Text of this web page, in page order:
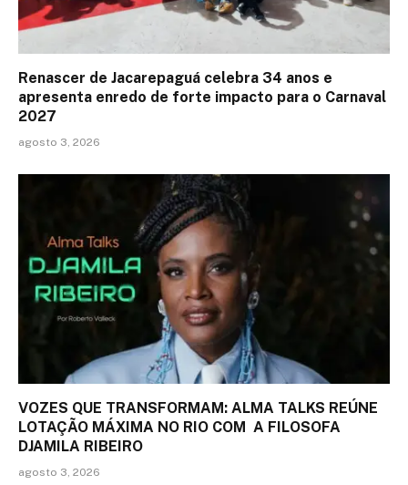
Renascer de Jacarepaguá celebra 34 anos e
apresenta enredo de forte impacto para o Carnaval
2027
agosto 3, 2026
VOZES QUE TRANSFORMAM: ALMA TALKS REÚNE
LOTAÇÃO MÁXIMA NO RIO COM A FILOSOFA
DJAMILA RIBEIRO
agosto 3, 2026